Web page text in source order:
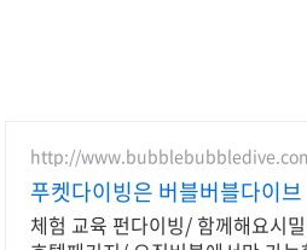
http://
푸켓다이빙은 버블버블다이브
체험 교육 펀다이빙/ 함께해요시밀란/ 재미와 안전 친절 /입문부터 강사까지/ 공항픽업 연계숙소